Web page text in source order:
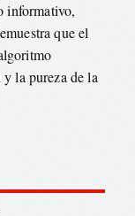
informativo,
que el
la pureza de la